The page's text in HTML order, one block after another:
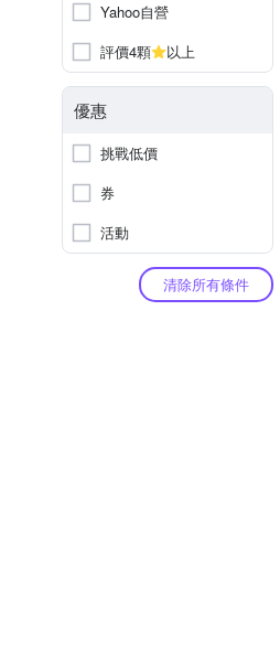
Yahoo自營
評價4顆
以上
優惠
挑戰低價
券
活動
清除所有條件